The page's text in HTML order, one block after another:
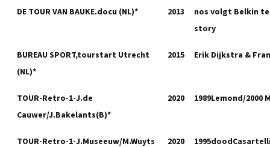
DE TOUR VAN BAUKE.docu (NL)* 2013
nos volgt Belkin
story
BUREAU SPORT,tourstart Utrecht
(NL)*
2015 Erik Dijkstra &
TOUR-Retro-1-J.de
Cauwer/J.Bakelants(B)*
2020 1989Lemond/2000
TOUR-Retro-1-J.Museeuw/M.Wuyts
2020